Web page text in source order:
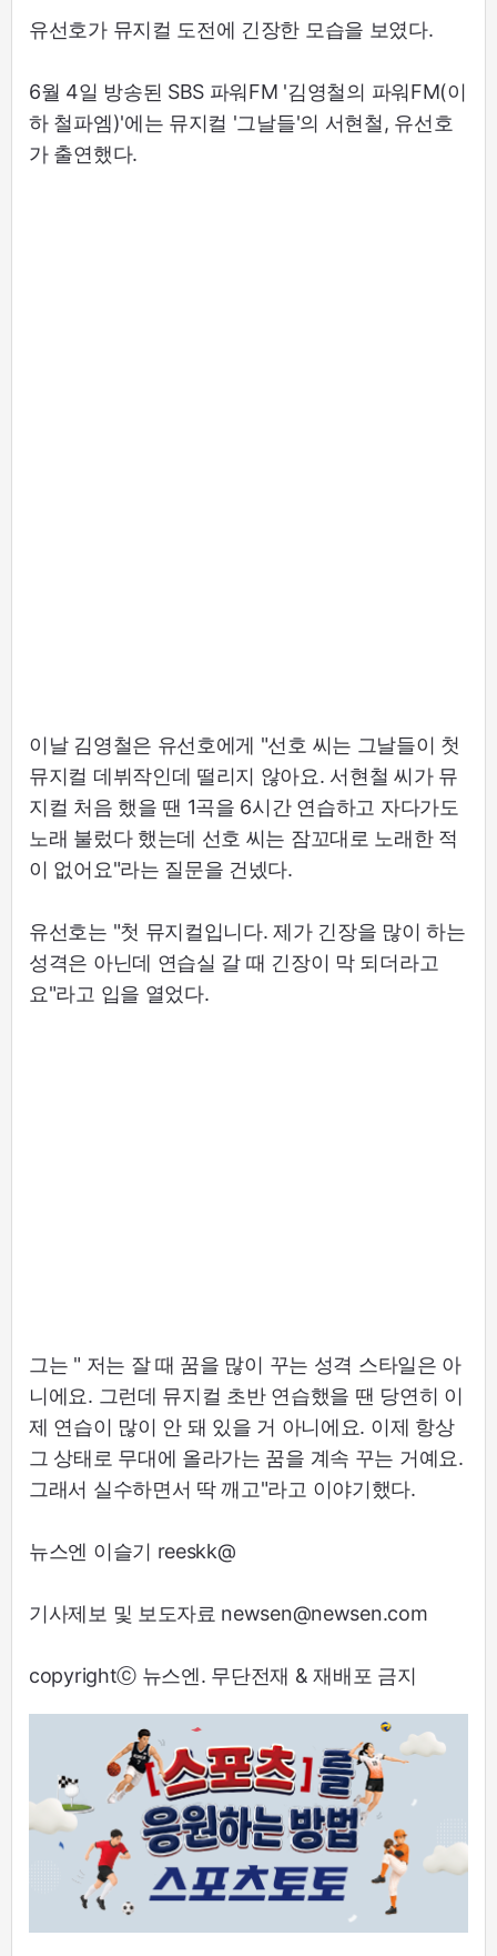
유선호가 뮤지컬 도전에 긴장한 모습을 보였다.
6월 4일 방송된 SBS 파워FM '김영철의 파워FM(이
하 철파엠)'에는 뮤지컬 '그날들'의 서현철, 유선호
가 출연했다.
이날 김영철은 유선호에게 "선호 씨는 그날들이 첫
뮤지컬 데뷔작인데 떨리지 않아요. 서현철 씨가 뮤
지컬 처음 했을 땐 1곡을 6시간 연습하고 자다가도
노래 불렀다 했는데 선호 씨는 잠꼬대로 노래한 적
이 없어요"라는 질문을 건넸다.
유선호는 "첫 뮤지컬입니다. 제가 긴장을 많이 하는
성격은 아닌데 연습실 갈 때 긴장이 막 되더라고
요"라고 입을 열었다.
그는 " 저는 잘 때 꿈을 많이 꾸는 성격 스타일은 아
니에요. 그런데 뮤지컬 초반 연습했을 땐 당연히 이
제 연습이 많이 안 돼 있을 거 아니에요. 이제 항상
그 상태로 무대에 올라가는 꿈을 계속 꾸는 거예요.
그래서 실수하면서 딱 깨고"라고 이야기했다.
뉴스엔 이슬기 reeskk@
기사제보 및 보도자료 newsen@newsen.com
copyrightⓒ 뉴스엔. 무단전재 & 재배포 금지